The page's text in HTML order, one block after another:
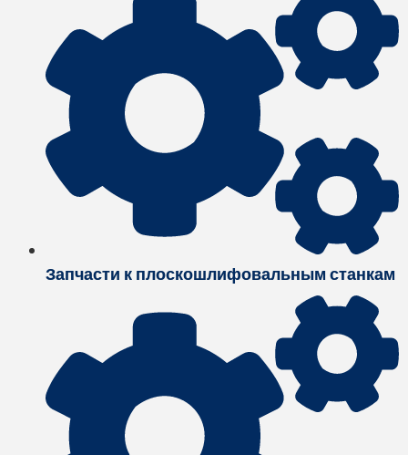
Запчасти к плоскошлифовальным станкам